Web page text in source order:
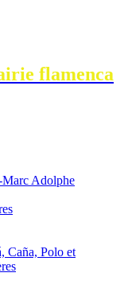
flamenca
Marc Adolphe
Caña, Polo et